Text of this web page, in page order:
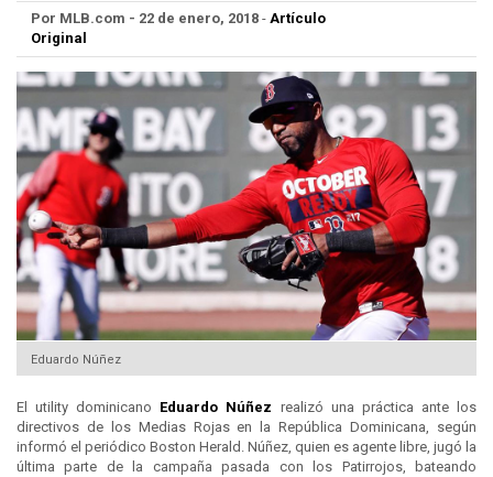
Por MLB.com - 22 de enero, 2018 - Artículo
Original
Eduardo Núñez
El utility dominicano Eduardo Núñez realizó una práctica ante los
directivos de los Medias Rojas en la República Dominicana, según
informó el periódico Boston Herald. Núñez, quien es agente libre, jugó la
última parte de la campaña pasada con los Patirrojos, bateando